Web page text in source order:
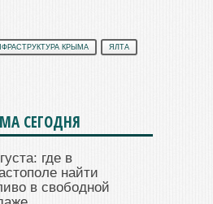
КРЫМА ЯЛТА
СЕГОДНЯ
где в
найти
в свободной